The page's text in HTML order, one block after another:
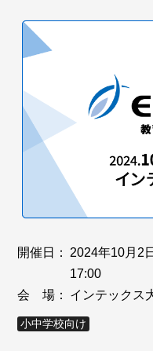
開催日：
2024年10月2
17:00
会 場：
インテックス
小中学校向け